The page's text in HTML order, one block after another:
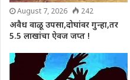
August 7, 2026 242
अवैध वाळू उपसा,दोघांवर गुन्हा,तर
5.5 लाखांचा ऐवज जप्त !